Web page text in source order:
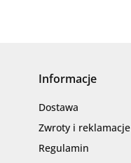
Informacje
Dostawa
Zwroty i reklamacje
Regulamin